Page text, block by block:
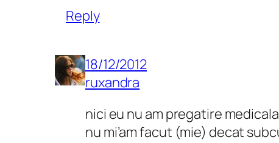
Reply
18/12/2012
ruxandra
nici eu nu am pregatire
nu mi’am facut (mie) decat